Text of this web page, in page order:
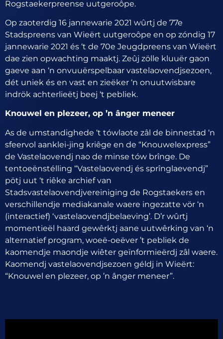
Rogstaekerpreense uutgeroôpe.
Op zaoterdig 16 jannewarie 2021 wûrtj de 77e
Stadspreens van Wieërt uutgeroôpe en op zóndig 17
jannewarie 2021 és ‘t de 70e Jeugdpreens van Wieërt
dae zien opwachting maaktj. Zeûj zölle kluuër gaon
gaeve aan ‘n onvuuërspelbaar vastelaovendjsezoen,
dét uniek és en vast en zieëker ‘n onuutwisbare
indrök achterlieëtj beej ‘t pebliek.
Knouwel en plezeer, op ’n ânger meneer
As de umstandighede ‘t tówlaote zâl de binnestad ‘n
sfeervol aanklei-jing kriêge en de “Knouwelexpress”
de Vastelaovendj nao de minse tów brînge. De
tentoeënstélling “Vastelaovendj és sprînglaevendj”
pötj uut ‘t riêke archief van
Stadsvastelaovendjvereiniging de Rogstaekers en
verschillendje mediakanale waere ingezatte vör ‘n
(interactief) ‘vastelaovendjbelaeving’. D’r wûrtj
momentieël haard gewêrktj aane uutwêrking van ‘n
alternatief program, woeë-oeëver ’t pebliek de
kaomendje maondje wiêter geïnformieërdj zâl waere.
Kaomendj vastelaovendjsezoen géldj in Wieërt:
“Knouwel en plezeer, op ’n ânger meneer”.